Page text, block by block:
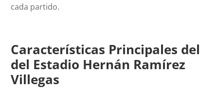
cada partido.
Características Principales del
del Estadio Hernán Ramírez
Villegas